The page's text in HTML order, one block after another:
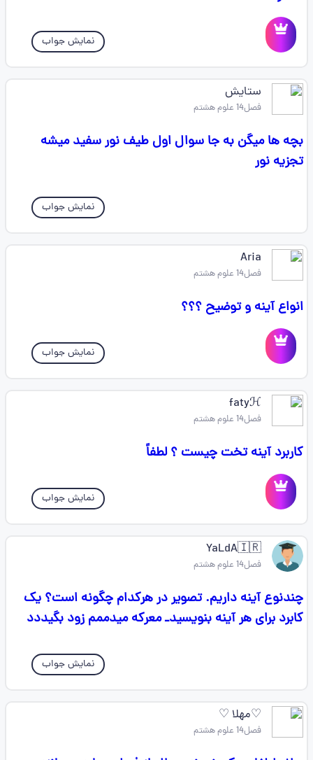
نمایش جواب
ستایش
فصل14 علوم هشتم
بچه ها میگن به جا سوال اول طیف نور سفید میشه
تجزیه نور
نمایش جواب
Aria
فصل14 علوم هشتم
انواع آینه و توضیح ؟؟؟
نمایش جواب
fatyℋ
فصل14 علوم هشتم
کاربرد آینه تخت چیست ؟ لطفاً
نمایش جواب
YaLdA🇮🇷
فصل14 علوم هشتم
چندنوع آینه داریم. تصویر در هرکدام چگونه است؟ یک
کابرد برای هر آینه بنویسیدـ معرکه میدممم زود بگیددد
نمایش جواب
♡مهلا ♡
فصل14 علوم هشتم